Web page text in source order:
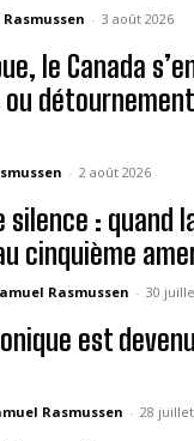
- 3 août 2026
le Canada
- 2 août 2026
silence : quand
cinquième
Rasmussen - 30
est
Rasmussen - 28